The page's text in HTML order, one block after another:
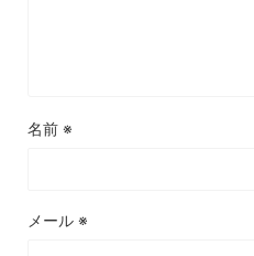
名前 ※
メール ※